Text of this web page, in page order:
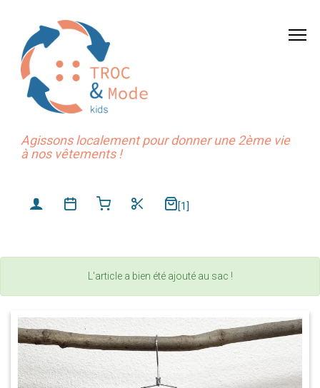
Agissons localement pour donner une 2ème vie
à nos vêtements !
[1]
L'article a bien été ajouté au sac !